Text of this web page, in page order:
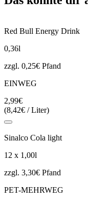
Red Bull Energy Drink
0,36l
zzgl. 0,25€ Pfand
EINWEG
2,99€
(8,42€ / Liter)
Sinalco Cola light
12 x 1,00l
zzgl. 3,30€ Pfand
PET-MEHRWEG